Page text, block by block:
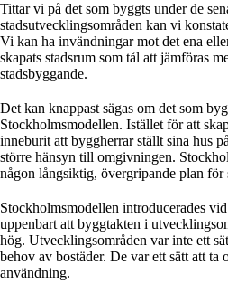
Tittar vi på det som byggts under de
stadsutvecklingsområden kan vi
Vi kan ha invändningar mot det ena
skapats stadsrum som tål att jämföras
stadsbyggande.
Det kan knappast sägas om det som
Stockholmsmodellen. Istället för att
inneburit att byggherrar ställt sina hus
större hänsyn till omgivningen.
någon långsiktig, övergripande plan för
Stockholmsmodellen introducerades
uppenbart att byggtakten i
hög. Utvecklingsområden var inte ett
behov av bostäder. De var ett sätt att ta
användning.